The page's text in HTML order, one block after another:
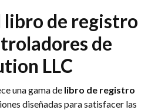
libro de registro
de
LLC
una gama de libro de registro
diseñadas para satisfacer las